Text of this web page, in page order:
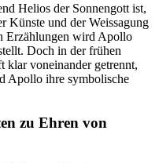
Helios der Sonnengott ​ist,
Künste ‌und der Weissagung
Erzählungen wird Apollo
Doch ‍in der frühen
voneinander getrennt,
Apollo ihre symbolische
zu‌ Ehren von